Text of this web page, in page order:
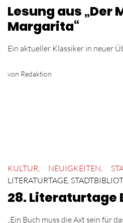
Lesung aus „Der
Margarita“
Ein aktueller Klassiker in neuer
von Redaktion
KULTUR, NEUIGKEITEN,
LITERATURTAGE,
28. Literaturtage
„Ein Buch muss die Axt sein für